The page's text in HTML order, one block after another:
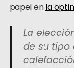
papel en la
La
de su tipo